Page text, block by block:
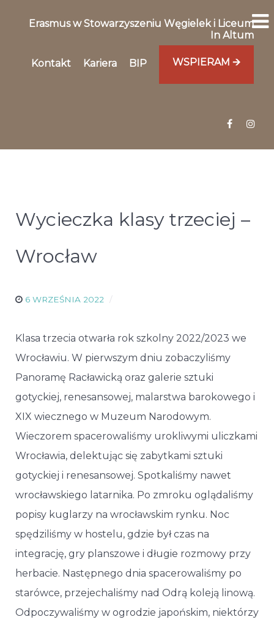
Erasmus w Stowarzyszeniu Węgielek i Liceum
In Altum
Kontakt Kariera BIP WSPIERAM 🡪
Wycieczka klasy trzeciej –
Wrocław
6 WRZEŚNIA 2022
Klasa trzecia otwarła rok szkolny 2022/2023 we
Wrocławiu. W pierwszym dniu zobaczyliśmy
Panoramę Racławicką oraz galerie sztuki
gotyckiej, renesansowej, malarstwa barokowego i
XIX wiecznego w Muzeum Narodowym.
Wieczorem spacerowaliśmy urokliwymi uliczkami
Wrocławia, delektując się zabytkami sztuki
gotyckiej i renesansowej. Spotkaliśmy nawet
wrocławskiego latarnika. Po zmroku oglądaliśmy
popisy kuglarzy na wrocławskim rynku. Noc
spędziliśmy w hostelu, gdzie był czas na
integrację, gry planszowe i długie rozmowy przy
herbacie. Następnego dnia spacerowaliśmy po
starówce, przejechaliśmy nad Odrą koleją linową.
Odpoczywaliśmy w ogrodzie japońskim, niektórzy